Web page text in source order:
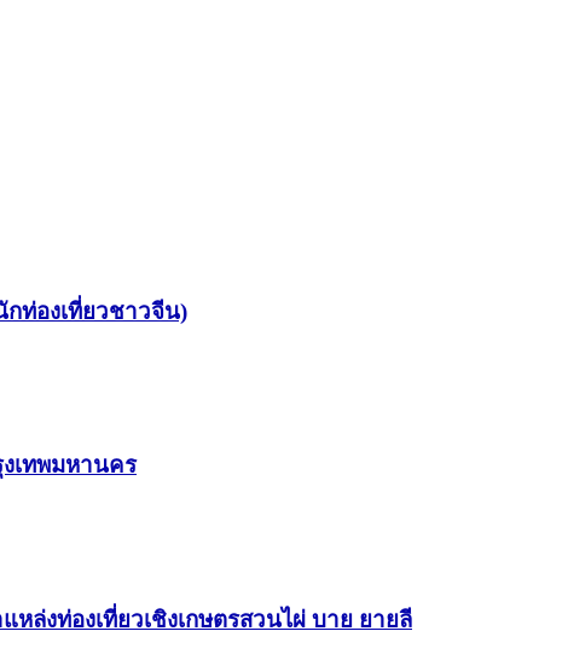
ท่องเที่ยวชาวจีน)
เทพมหานคร
ล่งท่องเที่ยวเชิงเกษตรสวนไผ่ บาย ยายลี